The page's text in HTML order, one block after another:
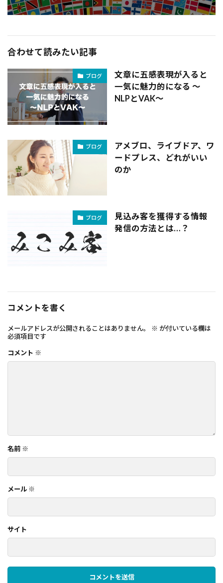
合わせて読みたい記事
ブログ
文章に五感表現が入ると
一気に魅力的になる 〜
NLPとVAK〜
ブログ
アメブロ、ライブドア、ワ
ードプレス、どれがいい
のか
ブログ
見込み客を獲得する情報
発信の方法とは…？
コメントを書く
メールアドレスが公開されることはありません。 ※ が付いている欄は
必須項目です
コメント ※
名前 ※
メール ※
サイト